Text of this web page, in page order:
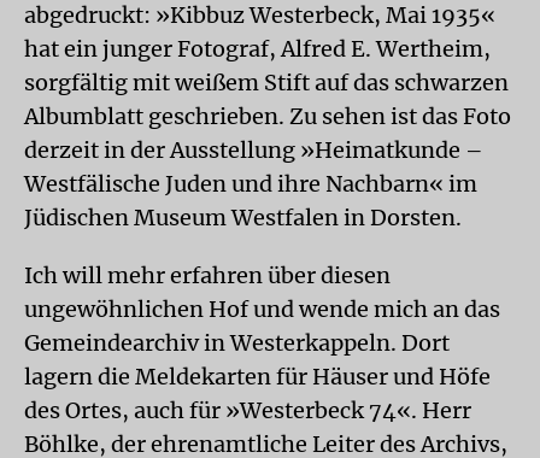
abgedruckt: »Kibbuz Westerbeck, Mai 1935«
hat ein junger Fotograf, Alfred E. Wertheim,
sorgfältig mit weißem Stift auf das schwarzen
Albumblatt geschrieben. Zu sehen ist das Foto
derzeit in der Ausstellung »Heimatkunde –
Westfälische Juden und ihre Nachbarn« im
Jüdischen Museum Westfalen in Dorsten.
Ich will mehr erfahren über diesen
ungewöhnlichen Hof und wende mich an das
Gemeindearchiv in Westerkappeln. Dort
lagern die Meldekarten für Häuser und Höfe
des Ortes, auch für »Westerbeck 74«. Herr
Böhlke, der ehrenamtliche Leiter des Archivs,